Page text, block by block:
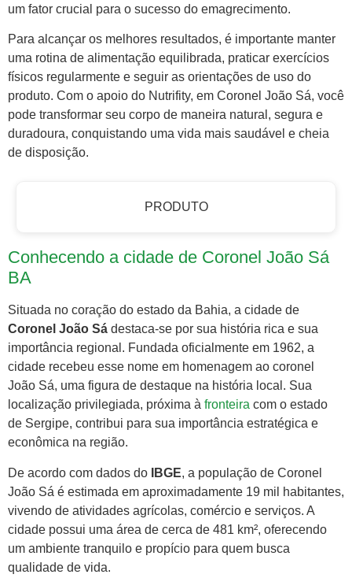
um fator crucial para o sucesso do emagrecimento.
Para alcançar os melhores resultados, é importante manter
uma rotina de alimentação equilibrada, praticar exercícios
físicos regularmente e seguir as orientações de uso do
produto. Com o apoio do Nutrifity, em Coronel João Sá, você
pode transformar seu corpo de maneira natural, segura e
duradoura, conquistando uma vida mais saudável e cheia
de disposição.
PRODUTO
Conhecendo a cidade de Coronel João Sá
BA
Situada no coração do estado da Bahia, a cidade de
Coronel João Sá destaca-se por sua história rica e sua
importância regional. Fundada oficialmente em 1962, a
cidade recebeu esse nome em homenagem ao coronel
João Sá, uma figura de destaque na história local. Sua
localização privilegiada, próxima à fronteira com o estado
de Sergipe, contribui para sua importância estratégica e
econômica na região.
De acordo com dados do IBGE, a população de Coronel
João Sá é estimada em aproximadamente 19 mil habitantes,
vivendo de atividades agrícolas, comércio e serviços. A
cidade possui uma área de cerca de 481 km², oferecendo
um ambiente tranquilo e propício para quem busca
qualidade de vida.